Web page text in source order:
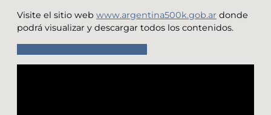
Visite el sitio web www.argentina500k.gob.ar donde
podrá visualizar y descargar todos los contenidos.